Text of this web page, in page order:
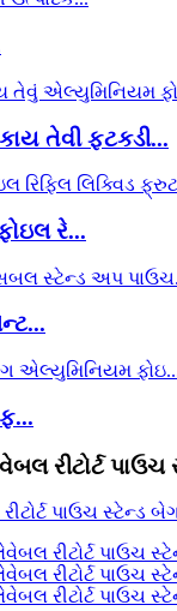
તેવી ફટકડી...
રે...
રીટોર્ટ પાઉચ